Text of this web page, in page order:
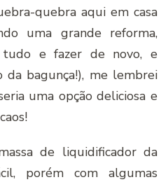
quebra aqui em casa
uma grande reforma,
e fazer de novo, e
bagunça!), me lembrei
uma opção deliciosa e
de liquidificador da
porém com algumas